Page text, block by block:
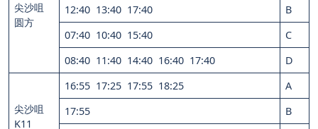
尖沙咀
圆方
12:40 13:40 17:40
B
07:40 10:40 15:40
C
08:40 11:40 14:40 16:40 17:40
D
尖沙咀
K11
16:55 17:25 17:55 18:25
A
17:55
B